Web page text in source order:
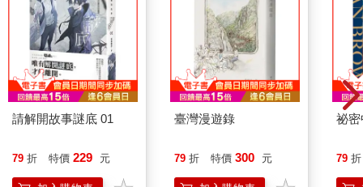
請解開故事謎底 01
79 折 特價 229 元
臺灣漫遊錄
79 折 特價 300 元
祕
79 折